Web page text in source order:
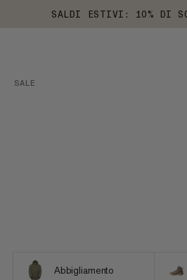
SALDI ESTIVI: 10% DI
SALE
Abbigliamento